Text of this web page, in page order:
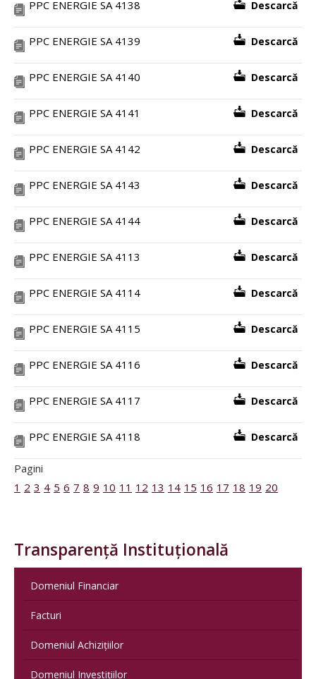
PPC ENERGIE SA 4138 Descarcă
PPC ENERGIE SA 4139 Descarcă
PPC ENERGIE SA 4140 Descarcă
PPC ENERGIE SA 4141 Descarcă
PPC ENERGIE SA 4142 Descarcă
PPC ENERGIE SA 4143 Descarcă
PPC ENERGIE SA 4144 Descarcă
PPC ENERGIE SA 4113 Descarcă
PPC ENERGIE SA 4114 Descarcă
PPC ENERGIE SA 4115 Descarcă
PPC ENERGIE SA 4116 Descarcă
PPC ENERGIE SA 4117 Descarcă
PPC ENERGIE SA 4118 Descarcă
Pagini
1 2 3 4 5 6 7 8 9 10 11 12 13 14 15 16 17 18 19 20
Transparență Instituțională
Domeniul Financiar
Facturi
Domeniul Achizițiilor
Domeniul Investițiilor